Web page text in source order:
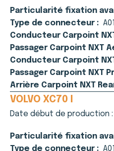
Particularité fixation
Type de connecteur : A01
Conducteur Carpoint
Passager Carpoint NXT
Conducteur Carpoint
Passager Carpoint NXT
Arrière Carpoint NXT
VOLVO XC70 I
Date début de production :
Particularité fixation
Type de connecteur : A01